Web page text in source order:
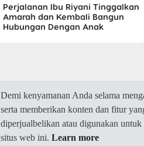
Perjalanan Ibu Riyani Tinggalkan
Amarah dan Kembali Bangun
Hubungan Dengan Anak
Demi kenyamanan Anda selama
serta memberikan konten dan fitur
diperjualbelikan atau digunakan
situs web ini. Learn more